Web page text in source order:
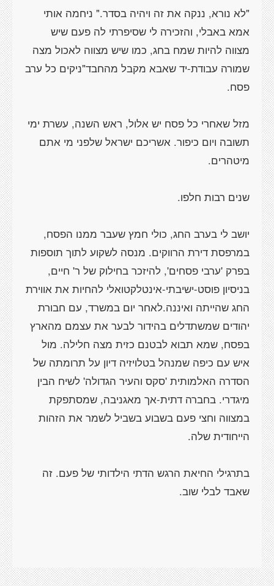
"לא נורא, ננקה את זה ויהיה בסדר." ניחמה אותי
אמא באבלי, והזכירה לי שסיפרתי לה פעם שיש
מצווה להיות שמח בחג, כמו שיש מצווה לאכול מצה
שמורה עבודת-יד שאבא מקבל מהחבד"ניקים כל ערב
מזל שאחרי כל פסח יש אלול, ראש השנה, עשרת ימי
תשובה ויום כיפור. אשריכם ישראל שלפני מי אתם
יושב לי בערב החג, כולי חמץ שעבר ממנו הפסח,
במרפסת דירת הרווקים. מנסה לשקוע לתוך תוספות
בפרק 'ערבי פסחים', להיזכר בחילוק של ר' חיים,
בניסיון פוסט-ישיבתי-אינטלקטואלי להחיות את אווירת
החג שהייתה ואיננה.לאחר יום במשרד, עם חבורת
יהודים שמשתדלים בהידור לבער את עצמם מהארץ
בפסח, שמא תבוא לבטנם כזית מצה חלילה. מול
איש עם כיפה שמנהל בטלויזיה דיון על תרומתה של
הסדרה האלמותית 'סקס והעיר הגדולה' לשיח הבין
מיגדרי. בחברה דתית-אך מאגניבה, שמסתפקת
במצווה וחצי פעם בשבוע בשביל לשמר את הזהות
בתרגילי החיאת הרגש הדתי הילדותי של פעם. זה